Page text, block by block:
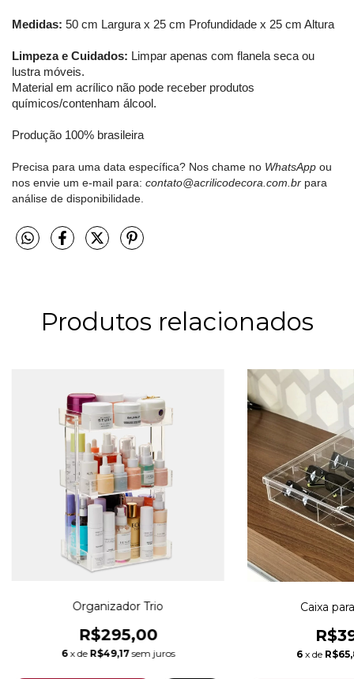
Medidas: 50 cm Largura x 25 cm Profundidade x 25 cm Altura
Limpeza e Cuidados: Limpar apenas com flanela seca ou
lustra móveis.
Material em acrílico não pode receber produtos
químicos/contenham álcool.
Produção 100% brasileira
Precisa para uma data específica? Nos chame no WhatsApp ou
nos envie um e-mail para: contato@acrilicodecora.com.br para
análise de disponibilidade.
Produtos relacionados
Organizador Trio
R$295,00
6 x de R$49,17 sem juros
Caixa
6 x de